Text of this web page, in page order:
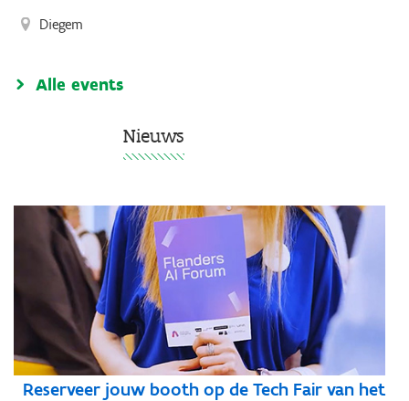
Diegem
Alle events
Nieuws
Reserveer jouw booth op de Tech Fair van het